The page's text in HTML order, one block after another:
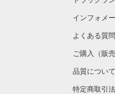
インフォメ
よくある質問
ご購入（販
品質について
特定商取引